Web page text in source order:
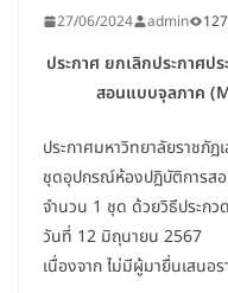
27/06/2024 admin
ประกาศ ยกเลิกประกาศ
สอนแบบจุลภาค
ประกาศมหาวิทยาลัยราชภัฏ
ชุดอุปกรณ์ห้องปฏิบัติการส
จำนวน 1 ชุด ด้วยวิธีประก
วันที่ 12 มิถุนายน 2567
เนื่องจาก ไม่มีผู้มายื่นเสนอร